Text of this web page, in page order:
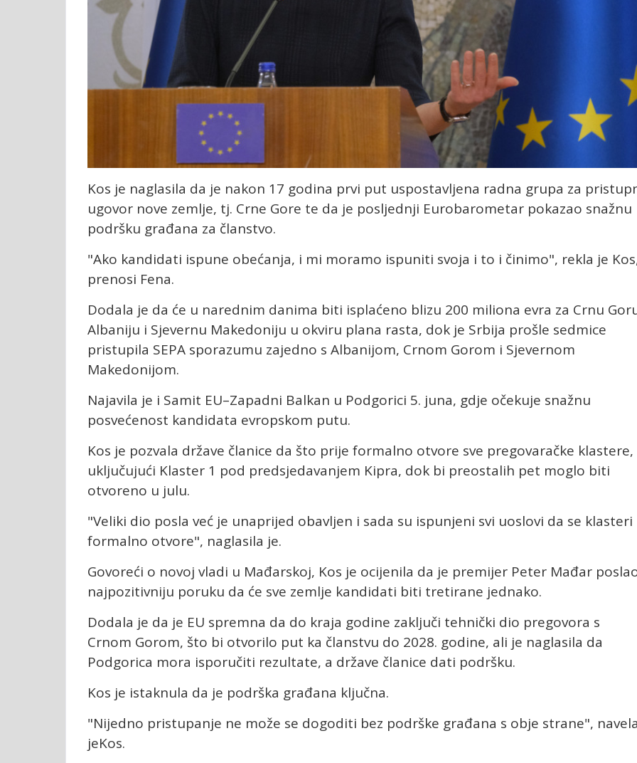
Kos je naglasila da je nakon 17 godina prvi put uspostavljena radna grupa za
ugovor nove zemlje, tj. Crne Gore te da je posljednji Eurobarometar pokazao snažnu
podršku građana za članstvo.
"Ako kandidati ispune obećanja, i mi moramo ispuniti svoja i to i činimo", rekla je
prenosi Fena.
Dodala je da će u narednim danima biti isplaćeno blizu 200 miliona evra za Crnu
Albaniju i Sjevernu Makedoniju u okviru plana rasta, dok je Srbija prošle sedmice
pristupila SEPA sporazumu zajedno s Albanijom, Crnom Gorom i Sjevernom
Makedonijom.
Najavila je i Samit EU–Zapadni Balkan u Podgorici 5. juna, gdje očekuje snažnu
posvećenost kandidata evropskom putu.
Kos je pozvala države članice da što prije formalno otvore sve pregovaračke klastere,
uključujući Klaster 1 pod predsjedavanjem Kipra, dok bi preostalih pet moglo biti
otvoreno u julu.
"Veliki dio posla već je unaprijed obavljen i sada su ispunjeni svi uoslovi da se klasteri
formalno otvore", naglasila je.
Govoreći o novoj vladi u Mađarskoj, Kos je ocijenila da je premijer Peter Mađar
najpozitivniju poruku da će sve zemlje kandidati biti tretirane jednako.
Dodala je da je EU spremna da do kraja godine zaključi tehnički dio pregovora s
Crnom Gorom, što bi otvorilo put ka članstvu do 2028. godine, ali je naglasila da
Podgorica mora isporučiti rezultate, a države članice dati podršku.
Kos je istaknula da je podrška građana ključna.
"Nijedno pristupanje ne može se dogoditi bez podrške građana s obje strane",
jeKos.